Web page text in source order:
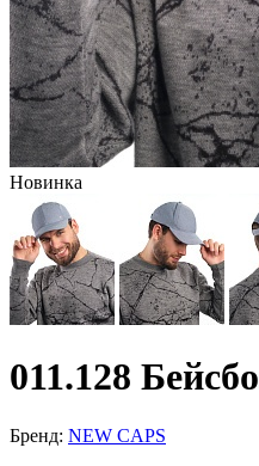
Новинка
011.128
Бренд: NEW CAPS